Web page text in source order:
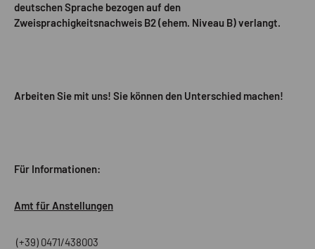
deutschen Sprache bezogen auf den
Zweisprachigkeitsnachweis B2 (ehem. Niveau B) verlangt.
Arbeiten Sie mit uns! Sie können den Unterschied machen!
Für Informationen:
Amt für Anstellungen
(+39) 0471/438003